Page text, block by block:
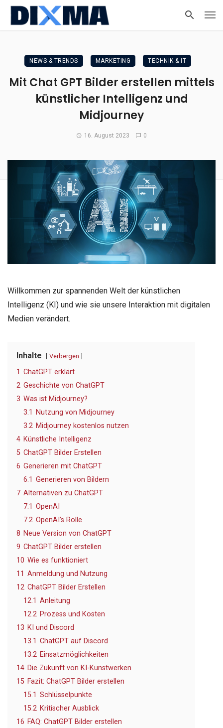
NEWS & TRENDS MARKETING TECHNIK & IT
Mit Chat GPT Bilder erstellen mittels
künstlicher Intelligenz und
Midjourney
16. August 2023 0
Willkommen zur spannenden Welt der künstlichen
Intelligenz (KI) und wie sie unsere Interaktion mit digitalen
Medien verändert.
Inhalte Verbergen
1 ChatGPT erklärt
2 Geschichte von ChatGPT
3 Was ist Midjourney?
3.1
Nutzung von Midjourney
3.2 Midjourney kostenlos nutzen
4 Künstliche Intelligenz
5 ChatGPT Bilder Erstellen
6 Generieren mit ChatGPT
6.1 Generieren von Bildern
7 Alternativen zu ChatGPT
7.1 OpenAI
7.2 OpenAI’s Rolle
8 Neue Version von ChatGPT
9 ChatGPT Bilder erstellen
10 Wie es funktioniert
11 Anmeldung und Nutzung
12 ChatGPT Bilder Erstellen
12.1 Anleitung
12.2 Prozess und Kosten
13 KI und Discord
13.1 ChatGPT auf Discord
13.2 Einsatzmöglichkeiten
14 Die Zukunft von KI-Kunstwerken
15 Fazit: ChatGPT Bilder erstellen
15.1 Schlüsselpunkte
15.2 Kritischer Ausblick
16 FAQ: ChatGPT Bilder erstellen